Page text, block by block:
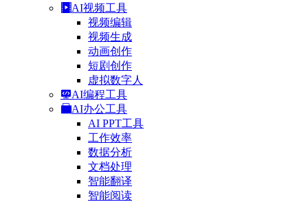
AI视频工具
视频编辑
视频生成
动画创作
短剧创作
虚拟数字人
AI编程工具
AI办公工具
AI PPT工具
工作效率
数据分析
文档处理
智能翻译
智能阅读